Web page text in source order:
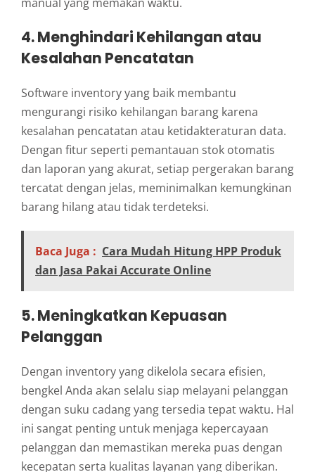
4. Menghindari Kehilangan atau
Kesalahan Pencatatan
Software inventory yang baik membantu
mengurangi risiko kehilangan barang karena
kesalahan pencatatan atau ketidakteraturan data.
Dengan fitur seperti pemantauan stok otomatis
dan laporan yang akurat, setiap pergerakan barang
tercatat dengan jelas, meminimalkan kemungkinan
barang hilang atau tidak terdeteksi.
Baca Juga : Cara Mudah Hitung HPP Produk
dan Jasa Pakai Accurate Online
5. Meningkatkan Kepuasan
Pelanggan
Dengan inventory yang dikelola secara efisien,
bengkel Anda akan selalu siap melayani pelanggan
dengan suku cadang yang tersedia tepat waktu. Hal
ini sangat penting untuk menjaga kepercayaan
pelanggan dan memastikan mereka puas dengan
kecepatan serta kualitas layanan yang diberikan.